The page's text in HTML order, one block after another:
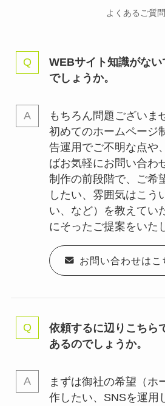
よくあるご質問
WEBサイト知識がな
でしょうか。
もちろん問題ございま
初めてのホームページ
告運用でご不明な点や
ばお気軽にお問い合わ
制作の前段階で、ご希
したい、雰囲気はこう
い、など）を教えてい
にそったご提案をいた
お問い合わせはこ
依頼するに辺りこちら
あるのでしょうか。
まずは御社の希望（ホ
作したい、SNSを運用